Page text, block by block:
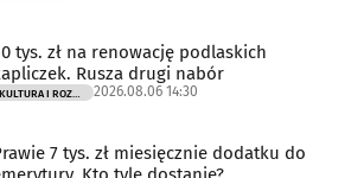
tys. zł na renowację podlaskich
Rusza drugi nabór
2026.08.06 14:30
7 tys. zł miesięcznie dodatku do